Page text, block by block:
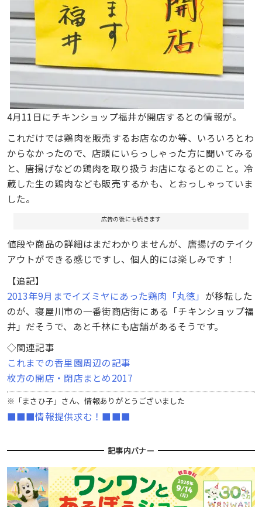
4月11日にチキンショップ福井が開店するとの情報が。
これだけでは鶏肉を販売するお店なのか等、いろいろとわ
からなかったので、店頭にいらっしゃった方に聞いてみる
と、唐揚げなどの鶏肉を取り扱うお店になるとのこと。冷
蔵した生の鶏肉なども販売するかも、とおっしゃっていま
した。
広告の後にも続きます
値段や商品の詳細はまだわかりませんが、唐揚げのテイク
アウトができる感じですし、個人的には楽しみです！
【追記】
2013年9月までイズミヤにあった鶏肉「丸徳」 が移転した
のが、寝屋川市の一番街商店街にある「チキンショップ福
井」だそうで、あと千林にも店舗があるそうです。
◇関連記事
これまでの香里園周辺の記事
枚方の開店・閉店まとめ2017
※「まさひ子」さん、情報ありがとうございました
■■■情報提供求む！■■■
記事内バナー